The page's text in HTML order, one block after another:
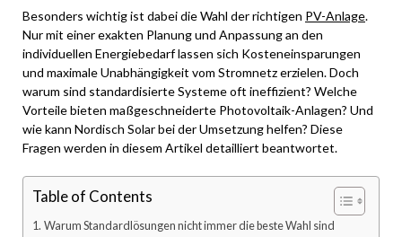
Besonders wichtig ist dabei die Wahl der richtigen PV-Anlage.
Nur mit einer exakten Planung und Anpassung an den
individuellen Energiebedarf lassen sich Kosteneinsparungen
und maximale Unabhängigkeit vom Stromnetz erzielen. Doch
warum sind standardisierte Systeme oft ineffizient? Welche
Vorteile bieten maßgeschneiderte Photovoltaik-Anlagen? Und
wie kann Nordisch Solar bei der Umsetzung helfen? Diese
Fragen werden in diesem Artikel detailliert beantwortet.
Table of Contents
Warum Standardlösungen nicht immer die beste Wahl sind